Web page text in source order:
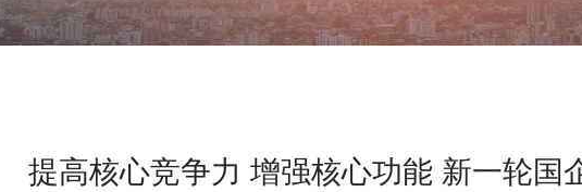
提高核心竞争力 增强核心功能 新一轮国